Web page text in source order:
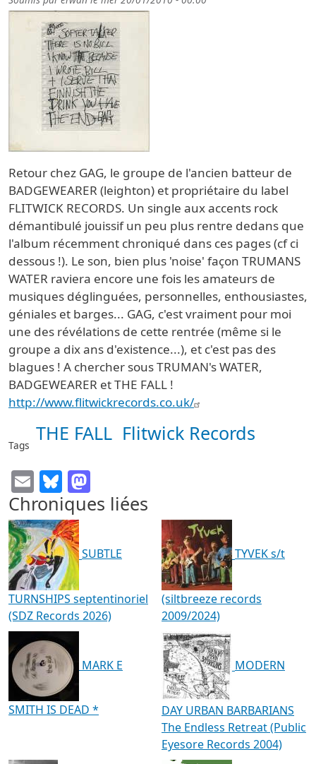
Retour chez GAG, le groupe de l'ancien batteur de
BADGEWEARER (leighton) et propriétaire du label
FLITWICK RECORDS. Un single aux accents rock
démantibulé jouissif un peu plus rentre dedans que
l'album récemment chroniqué dans ces pages (cf ci
dessous !). Le son, bien plus 'noise' façon TRUMANS
WATER raviera encore une fois les amateurs de
musiques déglinguées, personnelles, enthousiastes,
géniales et barges... GAG, c'est vraiment pour moi
une des révélations de cette rentrée (même si le
groupe a dix ans d'existence...), et c'est pas des
blagues ! A chercher sous TRUMAN's WATER,
BADGEWEARER et THE FALL !
http://www.flitwickrecords.co.uk/
Tags
THE FALL Flitwick Records
EmailBluesky
Chroniques liées
SUBTLE
TURNSHIPS septentinoriel
(SDZ Records 2026)
TYVEK s/t
(siltbreeze records
2009/2024)
MARK E
SMITH IS DEAD *
MODERN
DAY URBAN BARBARIANS
The Endless Retreat (Public
Eyesore Records 2004)